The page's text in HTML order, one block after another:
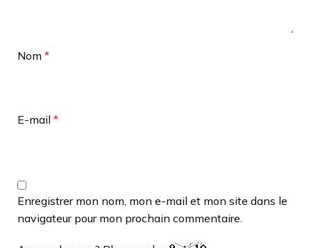
Nom *
E-mail *
Enregistrer mon nom, mon e-mail et mon site dans le
navigateur pour mon prochain commentaire.